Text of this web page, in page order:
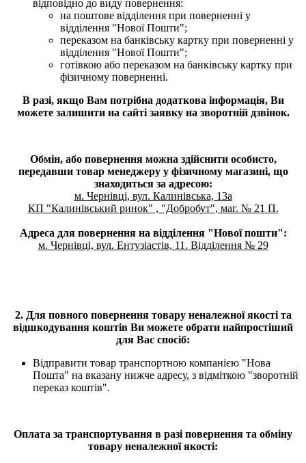
відповідно до виду повернення:
на поштове відділення при поверненні у
відділення "Нової Пошти";
переказом на банківську картку при поверненні у
відділення "Нової Пошти";
готівкою або переказом на банківську картку при
фізичному поверненні.
В разі, якщо Вам потрібна додаткова інформація, Ви
можете залишити на сайті заявку на зворотній дзвінок.
Обмін, або повернення можна здійснити особисто,
передавши товар менеджеру у фізичному магазині, що
знаходиться за адресою:
м. Чернівці, вул. Калинівська, 13а
КП "Калинівський ринок" , "Добробут", маг. № 21 П.
Адреса для повернення на відділення "Нової пошти":
м. Чернівці, вул. Ентузіастів, 11. Відділення № 29
2. Для повного повернення товару неналежної якості та
відшкодування коштів Ви можете обрати найпростіший
для Вас спосіб:
Відправити товар транспортною компанією "Нова
Пошта" на вказану нижче адресу, з відміткою "зворотній
переказ коштів".
Оплата за транспортування в разі повернення та обміну
товару неналежної якості: